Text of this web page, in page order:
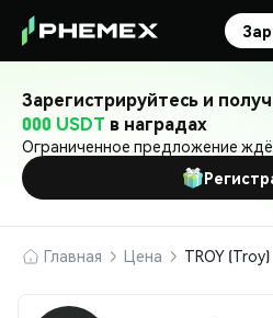
Зарегистрируйтесь и
000 USDT в наградах
Ограниченное предложение
Главная Цена TROY (Troy)